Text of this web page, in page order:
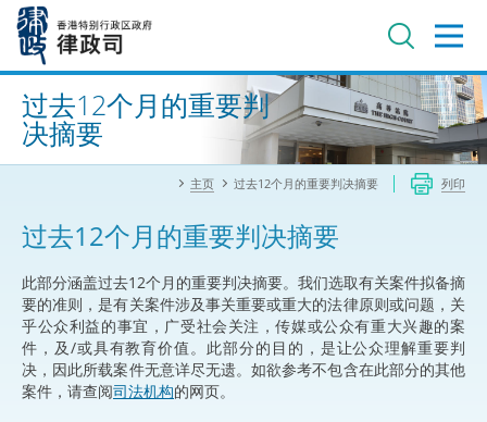
内
进阶搜寻
过去12个月的重要判
决摘要
主页 过去12个月的重要判决摘要 列印
过去12个月的重要判决摘要
此部分涵盖过去12个月的重要判决摘要。我们选取有关案件拟备摘
要的准则，是有关案件涉及事关重要或重大的法律原则或问题，关
乎公众利益的事宜，广受社会关注，传媒或公众有重大兴趣的案
件，及/或具有教育价值。此部分的目的，是让公众理解重要判
决，因此所载案件无意详尽无遗。如欲参考不包含在此部分的其他
案件，请查阅司法机构的网页。